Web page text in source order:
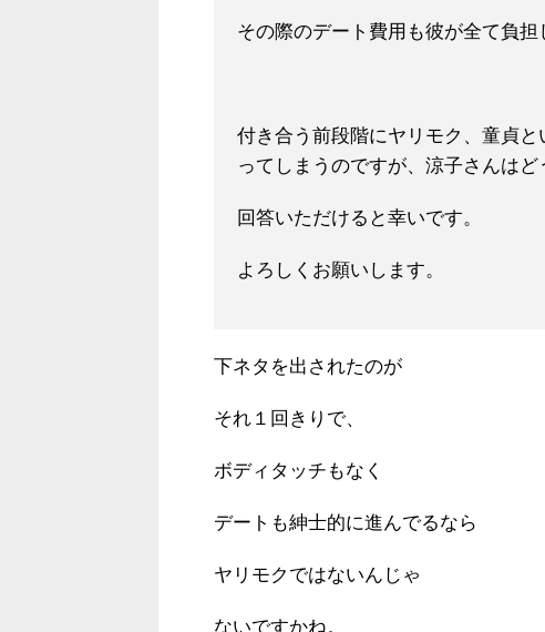
その際のデート 費用も彼が全て負担
付き合う前段階にヤリモク、童貞
ってしまうのですが、涼子さんはど
回答いただけると幸いです。
よろしくお願いします。
下ネタを出されたのが
それ１回きりで、
ボディタッチもなく
デートも紳士的に進んでるなら
ヤリモクではないんじゃ
ないですかね。